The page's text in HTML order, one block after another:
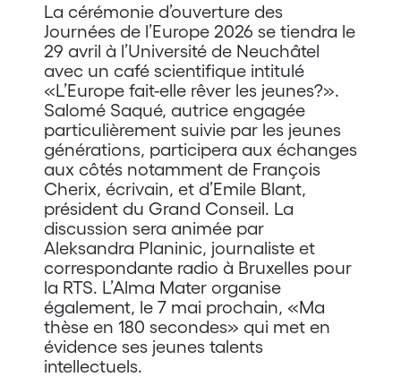
La cérémonie d’ouverture des
Journées de l’Europe 2026 se tiendra le
29 avril à l’Université de Neuchâtel
avec un café scientifique intitulé
«L’Europe fait-elle rêver les jeunes?».
Salomé Saqué, autrice engagée
particulièrement suivie par les jeunes
générations, participera aux échanges
aux côtés notamment de François
Cherix, écrivain, et d’Emile Blant,
président du Grand Conseil. La
discussion sera animée par
Aleksandra Planinic, journaliste et
correspondante radio à Bruxelles pour
la RTS. L’Alma Mater organise
également, le 7 mai prochain, «Ma
thèse en 180 secondes» qui met en
évidence ses jeunes talents
intellectuels.